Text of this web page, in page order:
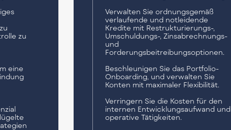
zu
eine
Verwalten Sie ordnungsgemäß
verlaufende und notleidende
Kredite mit Restrukturierungs-,
Umschuldungs-, Zinsabrechnungs-
und
Forderungsbeitreibungsoptionen.
Beschleunigen Sie das Portfolio-
Onboarding, und verwalten Sie
Konten mit maximaler Flexibilität.
Verringern Sie die Kosten für den
internen Entwicklungsaufwand und
operative Tätigkeiten.